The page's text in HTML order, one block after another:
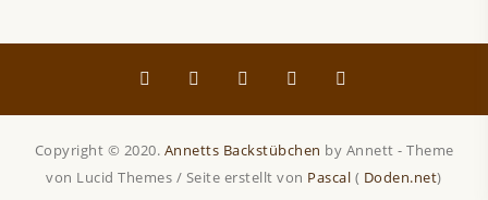
Copyright © 2020. Annetts Backstübchen by Annett - Theme
von Lucid Themes / Seite erstellt von Pascal ( Doden.net)